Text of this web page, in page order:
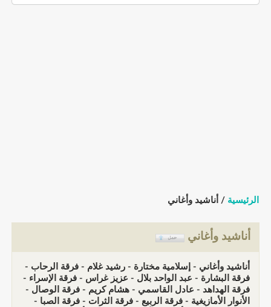
الرئيسية / أناشيد وأغاني
أناشيد وأغاني
أناشيد وأغاني - إسلامية مختارة - رشيد غلام - فرقة الرحاب -
فرقة البشارة - عبد الواحد بلال - عزيز غراس - فرقة الإسراء -
فرقة الهداهد - عادل القاسمي - هشام كريم - فرقة الوصال -
الأنوار الأمازيغية - فرقة الربيع - فرقة الثرات - فرقة الصبا -